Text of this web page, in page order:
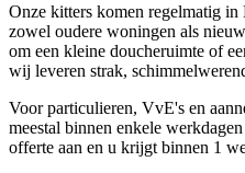
Onze kitters komen regelmatig in
zowel oudere woningen als
om een kleine doucheruimte of
wij leveren strak,
Voor particulieren, VvE's en
meestal binnen enkele
offerte aan en u krijgt binnen 1